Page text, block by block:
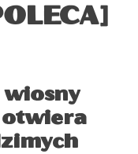
wiosny